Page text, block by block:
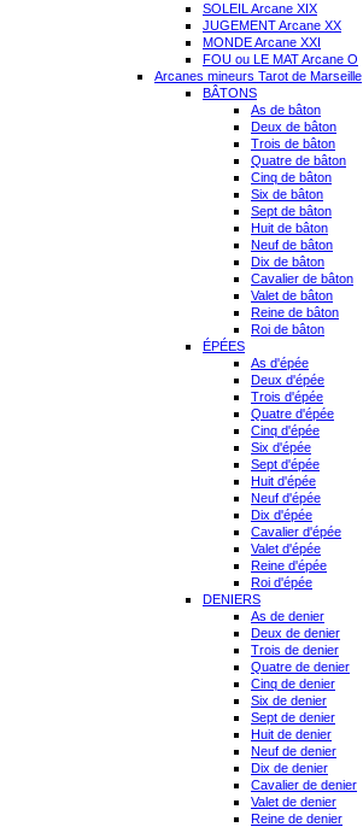
SOLEIL Arcane XIX
JUGEMENT Arcane XX
MONDE Arcane XXI
FOU ou LE MAT Arcane O
Arcanes mineurs Tarot de Marseille
BÂTONS
As de bâton
Deux de bâton
Trois de bâton
Quatre de bâton
Cinq de bâton
Six de bâton
Sept de bâton
Huit de bâton
Neuf de bâton
Dix de bâton
Cavalier de bâton
Valet de bâton
Reine de bâton
Roi de bâton
ÉPÉES
As d'épée
Deux d'épée
Trois d'épée
Quatre d'épée
Cinq d'épée
Six d'épée
Sept d'épée
Huit d'épée
Neuf d'épée
Dix d'épée
Cavalier d'épée
Valet d'épée
Reine d'épée
Roi d'épée
DENIERS
As de denier
Deux de denier
Trois de denier
Quatre de denier
Cinq de denier
Six de denier
Sept de denier
Huit de denier
Neuf de denier
Dix de denier
Cavalier de denier
Valet de denier
Reine de denier